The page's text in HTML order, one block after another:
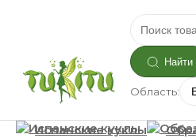
Найти
Область:
Испанские куклы